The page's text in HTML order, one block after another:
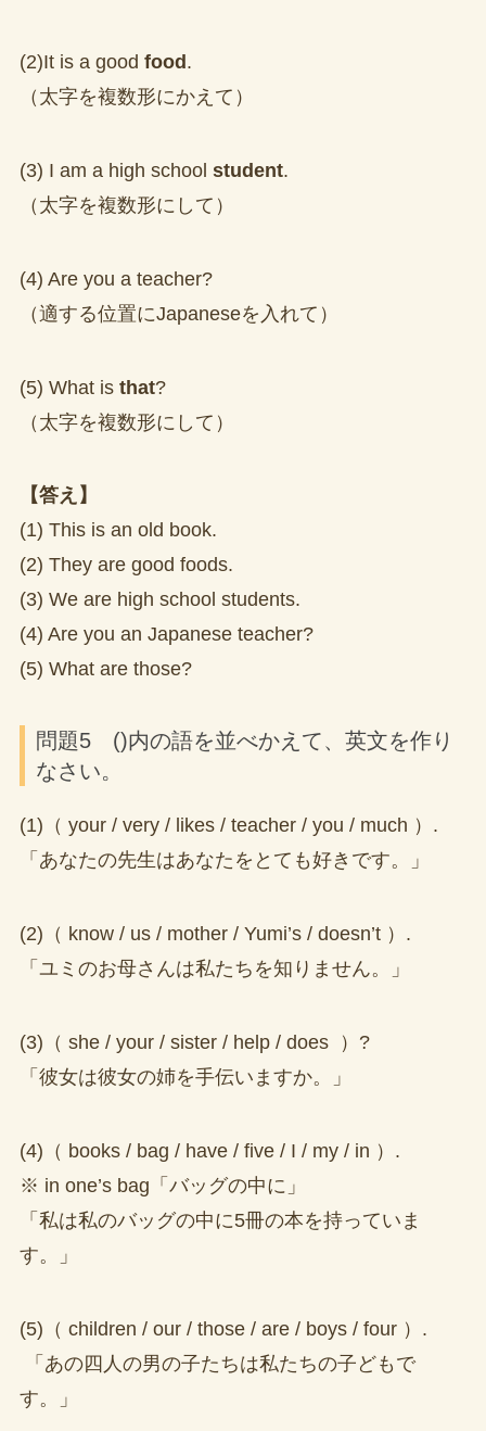
(2)It is a good food .
（太字を複数形にかえて）
(3) I am a high school student.
（太字を複数形にして）
(4) Are you a teacher?
（適する位置にJapaneseを入れて）
(5) What is that?
（太字を複数形にして）
【答え】
(1) This is an old book.
(2) They are good foods.
(3) We are high school students.
(4) Are you an Japanese teacher?
(5) What are those?
問題5 ()内の語を並べかえて、英文を作り
なさい。
(1)（ your / very / likes / teacher / you / much ）.
「あなたの先生はあなたをとても好きです。」
(2)（ know / us / mother / Yumi’s / doesn’t ）.
「ユミのお母さんは私たちを知りません。」
(3)（ she / your / sister / help / does ）?
「彼女は彼女の姉を手伝いますか。」
(4)（ books / bag / have / five / I / my / in ）.
※ in one’s bag「バッグの中に」
「私は私のバッグの中に5冊の本を持っていま
す。」
(5)（ children / our / those / are / boys / four ）.
「あの四人の男の子たちは私たちの子どもで
す。」